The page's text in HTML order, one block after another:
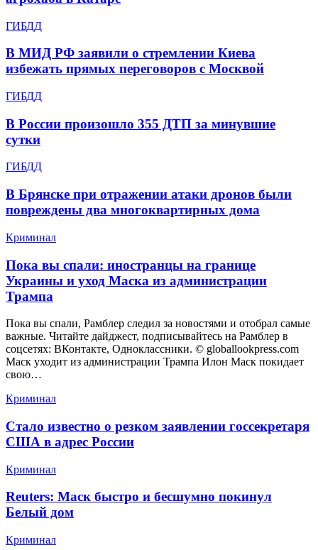
ГИБДД
В МИД РФ заявили о стремлении Киева
избежать прямых переговоров с Москвой
ГИБДД
В России произошло 355 ДТП за минувшие
сутки
ГИБДД
В Брянске при отражении атаки дронов были
повреждены два многоквартирных дома
Криминал
Пока вы спали: иностранцы на границе
Украины и уход Маска из администрации
Трампа
Пока вы спали, Рамблер следил за новостями и отобрал самые
важные. Читайте дайджест, подписывайтесь на Рамблер в
соцсетях: ВКонтакте, Одноклассники. © globallookpress.com
Маск уходит из администрации Трампа Илон Маск покидает
свою…
Криминал
Стало известно о резком заявлении госсекретаря
США в адрес России
Криминал
Reuters: Маск быстро и бесшумно покинул
Белый дом
Криминал